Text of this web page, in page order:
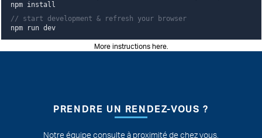
npm install
// start development & refresh your browser
npm run dev
More instructions here.
PRENDRE UN RENDEZ-VOUS ?
Notre équipe consulte à proximité de chez vous.